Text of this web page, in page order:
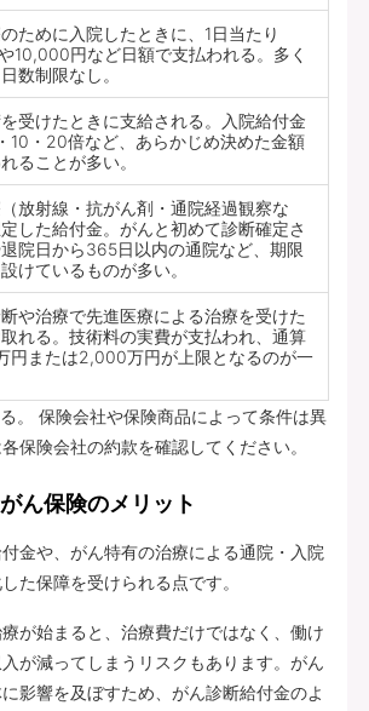
ために入院したときに、1日当たり
10,000円など日額で支払われる。多く
数制限なし。
受けたときに支給される。入院給付金
10・20倍など、あらかじめ決めた金額
ることが多い。
放射線・抗がん剤・通院経過観察な
した給付金。がんと初めて診断確定さ
院日から365日以内の通院など、期限
けているものが多い。
や治療で先進医療による治療を受けた
れる。技術料の実費が支払われ、通算
円または2,000万円が上限となるのが一
。 保険会社や保険商品によって条件は異
保険会社の約款を確認してください。
がん保険のメリット
金や、がん特有の治療による通院・入院
た保障を受けられる点です。
が始まると、治療費だけではなく、働け
が減ってしまうリスクもあります。がん
影響を及ぼすため、がん診断給付金のよ